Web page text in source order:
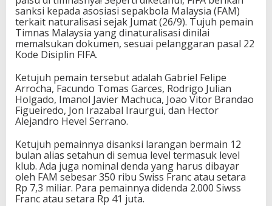
sanksi kepada asosiasi sepakbola Malaysia (FAM)
terkait naturalisasi sejak Jumat (26/9). Tujuh pemain
Timnas Malaysia yang dinaturalisasi dinilai
memalsukan dokumen, sesuai pelanggaran pasal 22
Kode Disiplin FIFA.
Ketujuh pemain tersebut adalah Gabriel Felipe
Arrocha, Facundo Tomas Garces, Rodrigo Julian
Holgado, Imanol Javier Machuca, Joao Vitor Brandao
Figueiredo, Jon Irazabal Iraurgui, dan Hector
Alejandro Hevel Serrano.
Ketujuh pemainnya disanksi larangan bermain 12
bulan alias setahun di semua level termasuk level
klub. Ada juga nominal denda yang harus dibayar
oleh FAM sebesar 350 ribu Swiss Franc atau setara
Rp 7,3 miliar. Para pemainnya didenda 2.000 Siwss
Franc atau setara Rp 41 juta.